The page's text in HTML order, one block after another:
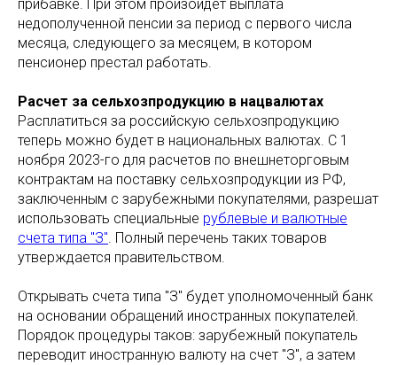
прибавке. При этом произойдет выплата
недополученной пенсии за период с первого числа
месяца, следующего за месяцем, в котором
пенсионер престал работать.
Расчет за сельхозпродукцию в нацвалютах
Расплатиться за российскую сельхозпродукцию
теперь можно будет в национальных валютах. С 1
ноября 2023-го для расчетов по внешнеторговым
контрактам на поставку сельхозпродукции из РФ,
заключенным с зарубежными покупателями, разрешат
использовать специальные рублевые и валютные
счета типа "З". Полный перечень таких товаров
утверждается правительством.
Открывать счета типа "З" будет уполномоченный банк
на основании обращений иностранных покупателей.
Порядок процедуры таков: зарубежный покупатель
переводит иностранную валюту на счет "З", а затем